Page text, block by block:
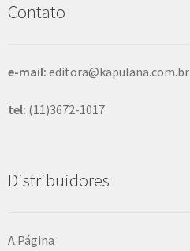
a
Contato
e-mail: editora@kapulana.com.br
tel: (11)3672-1017
Distribuidores
A Página